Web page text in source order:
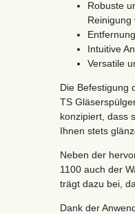
Robuste
Reinigung
Intuitive
Versatile
Die Befestigung
TS
konzipiert, dass
Ihnen stets
Neben der
1100 auch der
trägt dazu bei,
Dank der